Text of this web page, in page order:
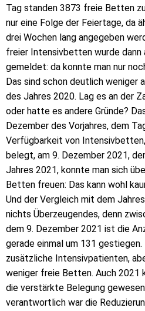
Tag standen 3873 freie Betten
nur eine Folge der Feiertage, da
drei Wochen lang angegeben
freier Intensivbetten wurde dann
gemeldet: da konnte man nur
Das sind schon deutlich weniger
des Jahres 2020. Lag es an der
oder hatte es andere Gründe?
Dezember des Vorjahres, dem
Verfügbarkeit von
belegt, am 9. Dezember 2021,
Jahres 2021, konnte man sich
Betten freuen: Das kann wohl
Und der Vergleich mit dem
nichts Überzeugendes, denn
dem 9. Dezember 2021 ist die
gerade einmal um 131
zusätzliche Intensivpatienten,
weniger freie Betten. Auch 2021
die verstärkte Belegung
verantwortlich war die